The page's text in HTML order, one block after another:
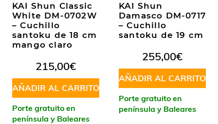
KAI Shun Classic
White DM-0702W
– Cuchillo
santoku de 18 cm
mango claro
215,00€
AÑADIR AL CARRITO
Porte gratuito en
península y Baleares
KAI Shun
Damasco DM-0717
– Cuchillo
santoku de 19 cm
255,00€
AÑADIR AL CARRITO
Porte gratuito en
península y Baleares